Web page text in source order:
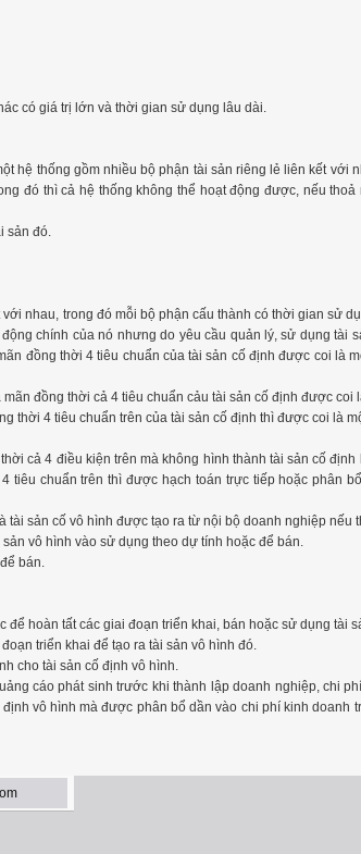
có giá trị lớn và thời gian sử dụng lâu dài.
hệ thống gồm nhiều bộ phận tài sản riêng lẻ liên kết với
đó thì cả hệ thống không thể hoạt động được, nếu
sản đó.
nhau, trong đó mỗi bộ phận cấu thành có thời gian sử
chính của nó nhưng do yêu cầu quản lý, sử dụng tài
đồng thời 4 tiêu chuẩn của tài sản cố định được coi là
đồng thời cả 4 tiêu chuẩn cảu tài sản cố định được coi
thời 4 tiêu chuẩn trên của tài sản cố định thì được coi là
cả 4 điều kiện trên mà không hình thành tài sản cố
chuẩn trên thì được hạch toán trực tiếp hoặc phân
sản cố vô hình được tạo ra từ nội bộ doanh nghiệp nếu
vô hình vào sử dụng theo dự tính hoặc để bán.
bán.
hoàn tất các giai đoạn triển khai, bán hoặc sử dụng tài
triển khai để tạo ra tài sản vô hình đó.
cho tài sản cố định vô hình.
cáo phát sinh trước khi thành lập doanh nghiệp, chi
vô hình mà được phân bổ dần vào chi phí kinh doanh